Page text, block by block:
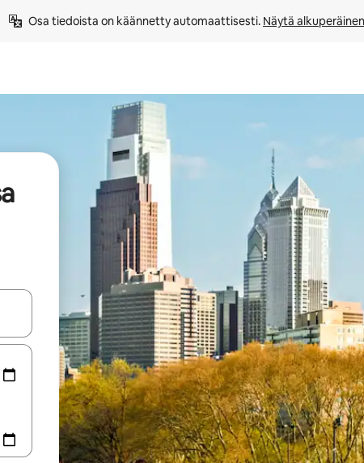
Osa tiedoista on käännetty automaattisesti. Näytä
nuolinäppäimillä tai tutustu koskettamalla tai pyyhkäisemällä.